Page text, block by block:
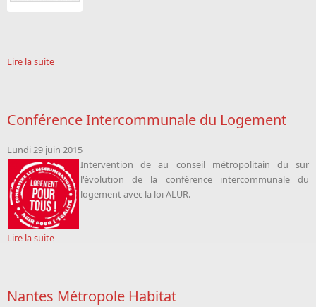
Lire la suite
Conférence Intercommunale du Logement
Lundi 29 juin 2015
Intervention deau conseil métropolitain du sur
l'évolution de la conférence intercommunale du
logement avec la loi ALUR.
Lire la suite
Nantes Métropole Habitat